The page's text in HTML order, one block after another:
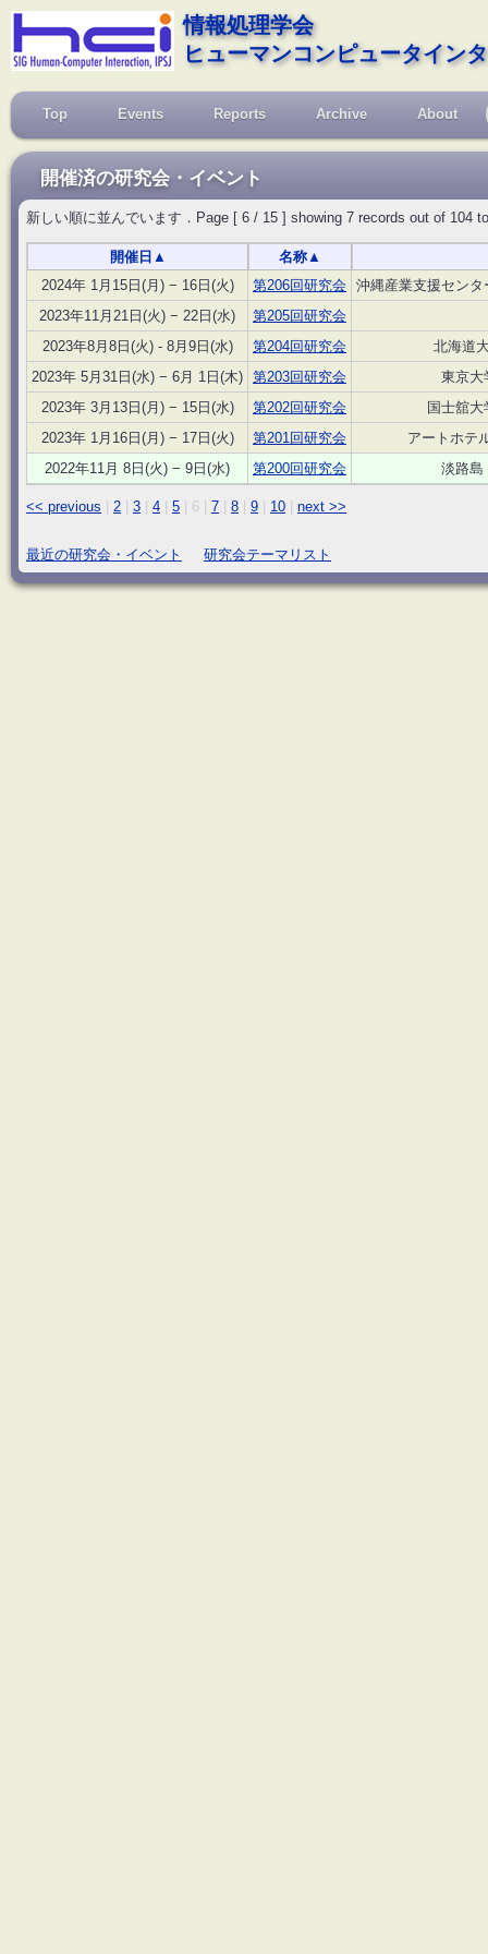
情報処理学会
ヒューマンコンピュータイン
Top Events Reports Archive About
開催済の研究会・イベント
新しい順に並んでいます．Page [ 6 / 15 ] showing 7 records out of 104
開催日 ▲ 名称 ▲
2024年 1月15日(月) − 16日(火)
第206回研究会
沖縄産業支援セン
2023年11月21日(火) − 22日(水)
第205回研究会
2023年8月8日(火) - 8月9日(水)
第204回研究会
北海道
2023年 5月31日(水) − 6月 1日(木) 第203回研究会
東京大
2023年 3月13日(月) − 15日(水)
第202回研究会
国士舘
2023年 1月16日(月) − 17日(火)
第201回研究会
アートホテ
2022年11月 8日(火) − 9日(水)
第200回研究会 淡路島
<< previous 2 3 4 5 6 7 8 9 10 next >>
最近の研究会・イベント 研究会テーマリスト